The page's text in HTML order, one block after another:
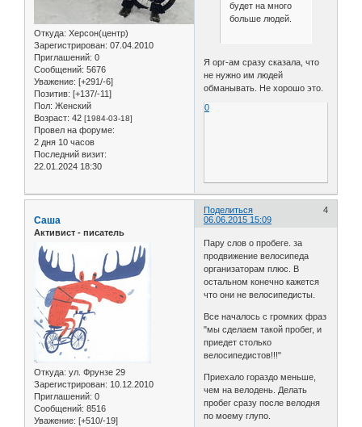
Откуда: Херсон(центр)
Зарегистрирован: 07.04.2010
Приглашений: 0
Сообщений: 5676
Уважение: [+291/-6]
Позитив: [+137/-11]
Пол: Женский
Возраст: 42 [1984-03-18]
Провел на форуме:
2 дня 10 часов
Последний визит:
22.01.2024 18:30
будет на много
больше людей.
Я орг-ам сразу сказала, что
не нужно им людей
обманывать. Не хорошо это.
0
Поделиться
4
06.06.2015 15:09
Саша
Активист - писатель
Откуда: ул. Фрунзе 29
Зарегистрирован: 10.12.2010
Приглашений: 0
Сообщений: 8516
Уважение: [+510/-19]
Пару слов о пробеге. за
продвижение велосипеда
организаторам плюс. В
остальном конечно кажется
что они не велосипедисты.
Все началось с громких фраз
"мы сделаем такой пробег, и
приедет столько
велосипедистов!!!"
Приехало гораздо меньше,
чем на велодень. Делать
пробег сразу после велодня
по моему глупо.